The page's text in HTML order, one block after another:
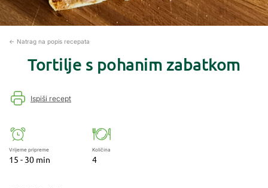
← Natrag na popis recepata
Tortilje s pohanim zabatkom
Ispiši recept
Vrijeme pripreme
15 - 30 min
Količina
4